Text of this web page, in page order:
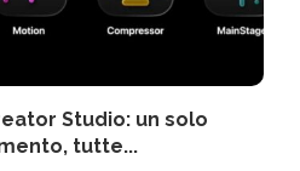
Studio: un solo
tutte...